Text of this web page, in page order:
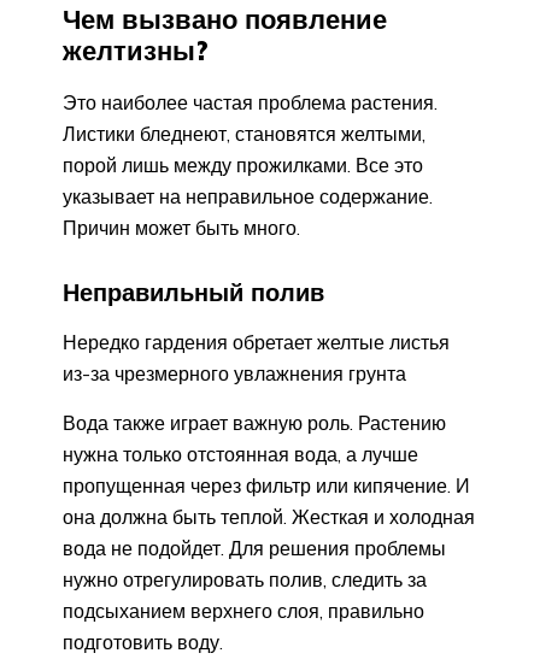
Чем вызвано появление
желтизны?
Это наиболее частая проблема растения.
Листики бледнеют, становятся желтыми,
порой лишь между прожилками. Все это
указывает на неправильное содержание.
Причин может быть много.
Неправильный полив
Нередко гардения обретает желтые листья
из-за чрезмерного увлажнения грунта
Вода также играет важную роль. Растению
нужна только отстоянная вода, а лучше
пропущенная через фильтр или кипячение. И
она должна быть теплой. Жесткая и холодная
вода не подойдет. Для решения проблемы
нужно отрегулировать полив, следить за
подсыханием верхнего слоя, правильно
подготовить воду.